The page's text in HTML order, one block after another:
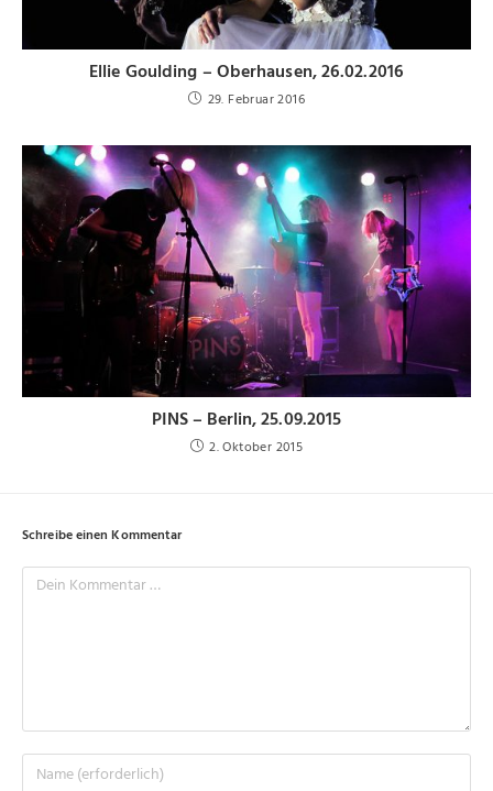
Ellie Goulding – Oberhausen, 26.02.2016
29. Februar 2016
PINS – Berlin, 25.09.2015
2. Oktober 2015
Schreibe einen Kommentar